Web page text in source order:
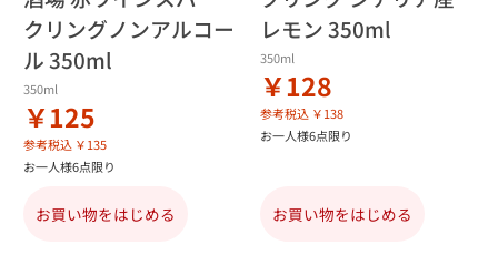
クリングノンアルコー
ル 350ml
350ml
￥125
参考税込 ￥135
お一人様6点限り
お買い物をはじめる
レモン 350ml
350ml
￥128
参考税込 ￥138
お一人様6点限り
お買い物をはじめる